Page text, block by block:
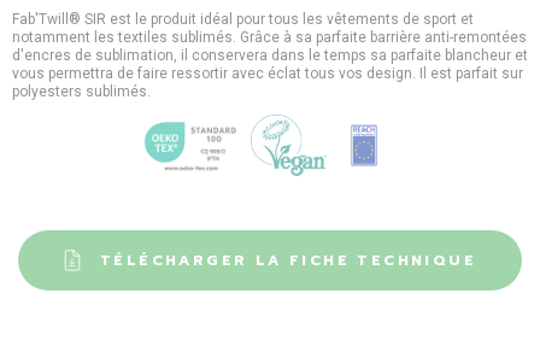
Fab'Twill® SIR est le produit idéal pour tous les vêtements de sport et
notamment les textiles sublimés. Grâce à sa parfaite barrière anti-remontées
d'encres de sublimation, il conservera dans le temps sa parfaite blancheur et
vous permettra de faire ressortir avec éclat tous vos design. Il est parfait sur
polyesters sublimés.
TÉLÉCHARGER LA FICHE TECHNIQUE